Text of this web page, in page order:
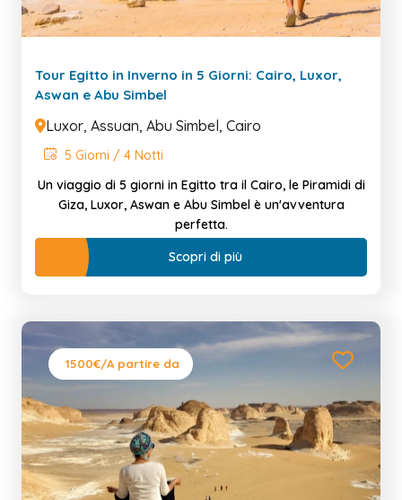
Tour Egitto in Inverno in 5 Giorni: Cairo, Luxor,
Aswan e Abu Simbel
Luxor, Assuan, Abu Simbel, Cairo
5 Giorni / 4 Notti
Un viaggio di 5 giorni in Egitto tra il Cairo, le Piramidi di
Giza, Luxor, Aswan e Abu Simbel è un'avventura
perfetta.
Scopri di più
1500€/A partire da